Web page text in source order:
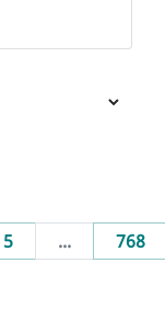
5 ... 768